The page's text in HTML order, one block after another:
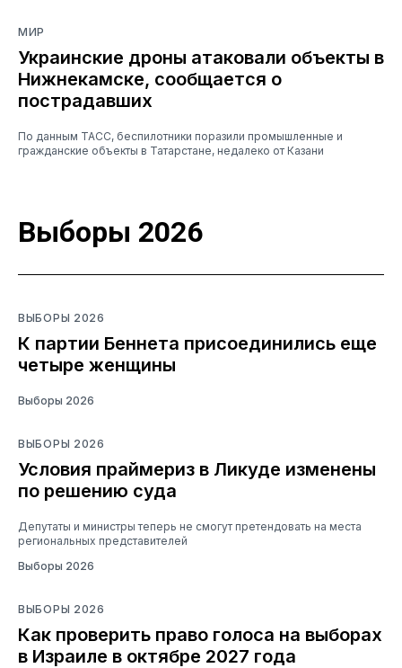
МИР
Украинские дроны атаковали объекты в
Нижнекамске, сообщается о
пострадавших
По данным ТАСС, беспилотники поразили промышленные и
гражданские объекты в Татарстане, недалеко от Казани
Выборы 2026
ВЫБОРЫ 2026
К партии Беннета присоединились еще
четыре женщины
Выборы 2026
ВЫБОРЫ 2026
Условия праймериз в Ликуде изменены
по решению суда
Депутаты и министры теперь не смогут претендовать на места
региональных представителей
Выборы 2026
ВЫБОРЫ 2026
Как проверить право голоса на выборах
в Израиле в октябре 2027 года